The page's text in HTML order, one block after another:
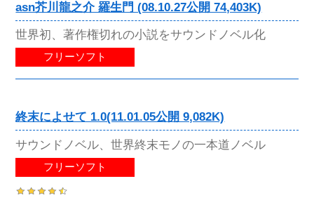
asn芥川龍之介 羅生門 (08.10.27公開 74,403K)
世界初、著作権切れの小説をサウンドノベル化
フリーソフト
終末によせて 1.0(11.01.05公開 9,082K)
サウンドノベル、世界終末モノの一本道ノベル
フリーソフト